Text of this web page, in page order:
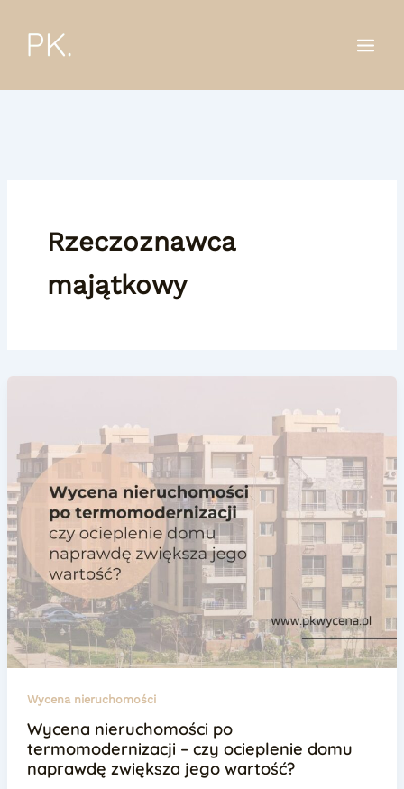
treści
Rzeczoznawca
majątkowy
Wycena nieruchomości
Wycena nieruchomości po
termomodernizacji – czy ocieplenie domu
naprawdę zwiększa jego wartość?